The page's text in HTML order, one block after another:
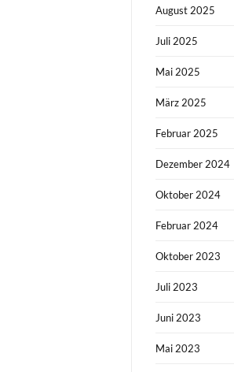
August 2025
Juli 2025
Mai 2025
März 2025
Februar 2025
Dezember 2024
Oktober 2024
Februar 2024
Oktober 2023
Juli 2023
Juni 2023
Mai 2023